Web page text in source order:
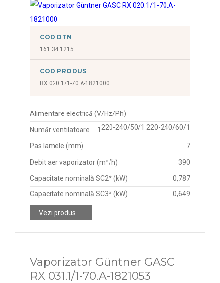
6,575 kW
6,76 kW
6,797 kW
7,16 kW
7,636 kW
8,131 kW
8,150 kW
8,287 kW
8,374 kW
8,59 kW
8,78 kW
8,944 kW
9,53 kW
5,09 kW
5,31 kW
5,312 kW
5,357 kW
5,787 kW
6,562 kW
6,630 kW
6,665 kW
6,765 kW
6,820 kW
6,913 kW
6,92 kW
COD DTN
161.34.1215
COD PRODUS
RX 020.1/1-70.A-1821000
Alimentare electrică (V/Hz/Ph)
220-240/50/1 220-240/60/1
Număr ventilatoare 1
Pas lamele (mm) 7
Debit aer vaporizator (m³/h) 390
Capacitate nominală SC2* (kW)
0,787
Capacitate nominală SC3* (kW)
0,649
Vezi produs
Vaporizator Güntner GASC
RX 031.1/1-70.A-1821053